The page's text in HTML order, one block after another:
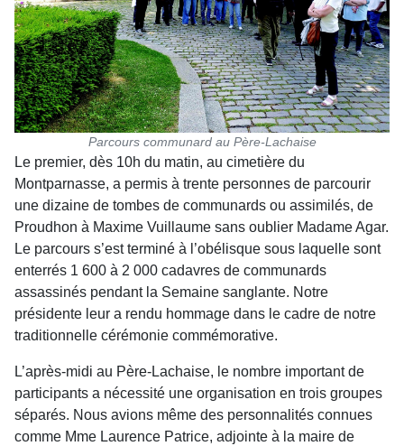
Parcours communard au Père-Lachaise
Le premier, dès 10h du matin, au cimetière du
Montparnasse, a permis à trente personnes de par­courir
une dizaine de tombes de communards ou assimilés, de
Proudhon à Maxime Vuillaume sans oublier Madame Agar.
Le parcours s’est terminé à l’obélisque sous laquelle sont
enterrés 1 600 à 2 000 cadavres de communards
assassinés pendant la Semaine sanglante. Notre
présidente leur a rendu hommage dans le cadre de notre
tradition­nelle cérémonie commémorative.
L’après-midi au Père-Lachaise, le nombre impor­tant de
participants a nécessité une organisation en trois groupes
séparés. Nous avions même des personnalités connues
comme Mme Laurence Patrice, adjointe à la maire de